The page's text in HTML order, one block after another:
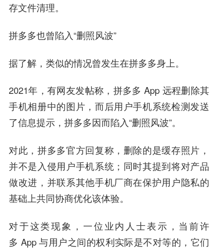
存文件清理。
拼多多也曾陷入“删照风波”
据了解，类似的情况曾发生在拼多多身上。
2021年，有网友发帖称，拼多多 App 远程删除其
手机相册中的图片，而后用户手机系统检测发送
了信息提示，拼多多因而陷入“删照风波”。
对此，拼多多官方回复称，删除的是缓存照片，
并不是入侵用户手机系统；同时其提到将对产品
做改进，并联系其他手机厂商在保护用户隐私的
基础上共同协商优化该体验。
对于这类现象，一位业内人士表示，当前许
多 App 与用户之间的权利实际是不对等的，它们